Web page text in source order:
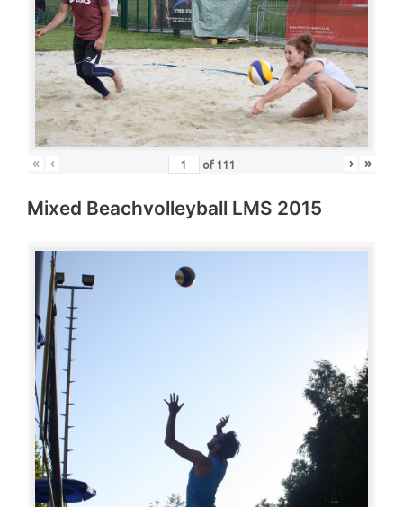
« ‹ of 111 › »
Mixed Beachvolleyball LMS 2015